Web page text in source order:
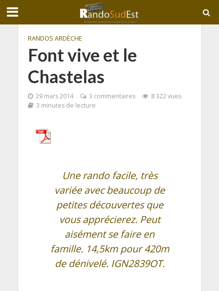
RANDOS ARDÈCHE
Font vive et le
Chastelas
29 mars 2014 3 commentaires
8 322 vues
3 minutes de lecture
Une rando facile, très
variée avec beaucoup de
petites découvertes que
vous apprécierez. Peut
aisément se faire en
famille. 14,5km pour 420m
de dénivelé. IGN2839OT.